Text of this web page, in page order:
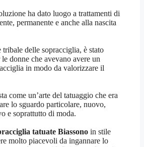
ha dato luogo a trattamenti di
permanente e anche alla nascita
delle sopracciglia, è stato
donne che avevano avere un
in modo da valorizzare il
come un’arte del tatuaggio che era
lo sguardo particolare, nuovo,
e soprattutto di moda.
tatuate Biassono in stile
molto piacevoli da ingannare lo